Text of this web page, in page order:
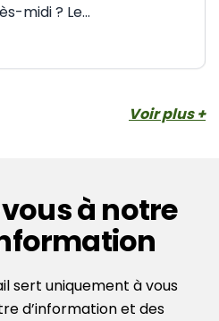
midi ? Le...
Voir plus +
à notre
sert uniquement à vous
d’information et des